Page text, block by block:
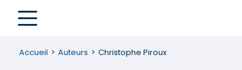
Accueil Auteurs Christophe Piroux